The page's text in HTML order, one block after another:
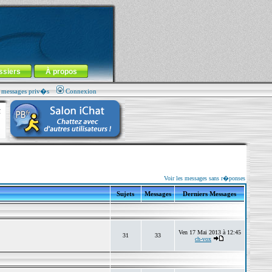
À propos
priv�s Connexion
Voir les messages sans r�ponses
Sujets Messages Derniers Messages
31 33
Ven 17 Mai 2013 à 12:45
ch-vox